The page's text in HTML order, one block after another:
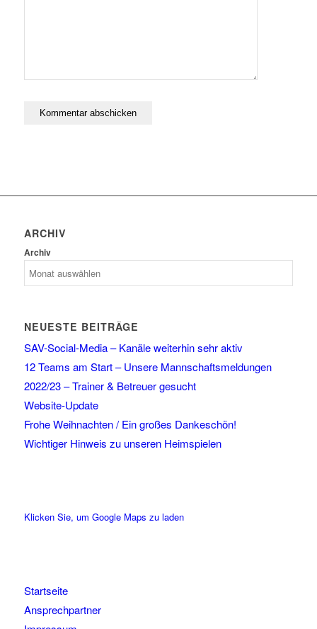
ARCHIV
Archiv
NEUESTE BEITRÄGE
SAV-Social-Media – Kanäle weiterhin sehr aktiv
12 Teams am Start – Unsere Mannschaftsmeldungen
2022/23 – Trainer & Betreuer gesucht
Website-Update
Frohe Weihnachten / Ein großes Dankeschön!
Wichtiger Hinweis zu unseren Heimspielen
Klicken Sie, um Google Maps zu laden
Startseite
Ansprechpartner